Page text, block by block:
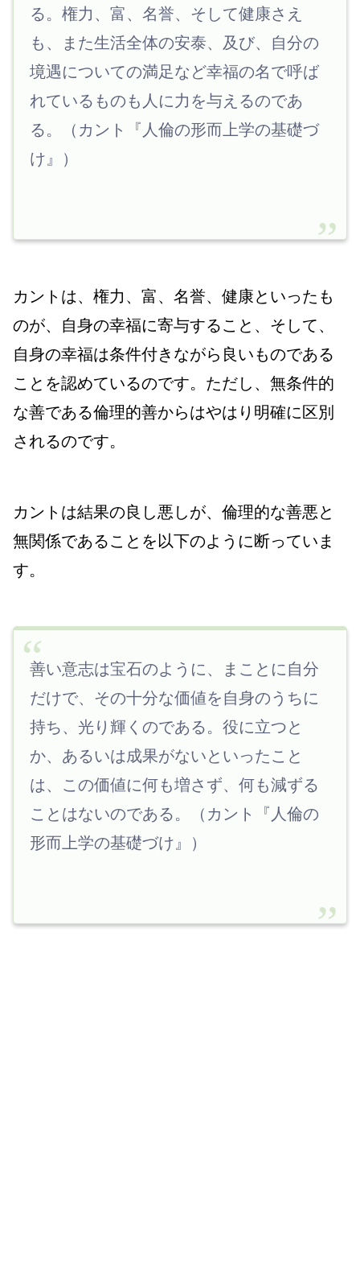
る。権力、富、名誉、そして健康さえ
も、また生活全体の安泰、及び、自分の
境遇についての満足など幸福の名で呼ば
れているものも人に力を与えるのであ
る。（カント『人倫の形而上学の基礎づ
け』）
カントは、権力、富、名誉、健康といったも
のが、自身の幸福に寄与すること、そして、
自身の幸福は条件付きながら良いものである
ことを認めているのです。ただし、無条件的
な善である倫理的善からはやはり明確に区別
されるのです。
カントは結果の良し悪しが、倫理的な善悪と
無関係であることを以下のように断っていま
す。
善い意志は宝石のように、まことに自分
だけで、その十分な価値を自身のうちに
持ち、光り輝くのである。役に立つと
か、あるいは成果がないといったこと
は、この価値に何も増さず、何も減ずる
ことはないのである。（カント『人倫の
形而上学の基礎づけ』）